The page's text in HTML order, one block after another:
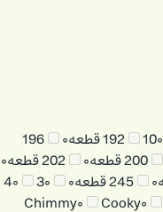
10۰ 192 قطعه ۰
196
200 قطعه ۰ 202 قطعه
۰
۰ 245 قطعه ۰ 3۰ 4۰
Chimmy۰ Cooky۰